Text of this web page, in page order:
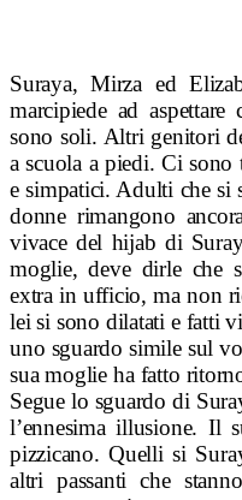
Suraya, Mirza ed
marcipiede ad
sono soli. Altri genitori
a scuola a piedi. Ci
e simpatici. Adulti che si
donne rimangono
vivace del hijab di
moglie, deve dirle che
extra in ufficio, ma non
lei si sono dilatati e fatti
uno sguardo simile sul
sua moglie ha fatto
Segue lo sguardo di
l’ennesima illusione. Il
pizzicano. Quelli si
altri passanti che